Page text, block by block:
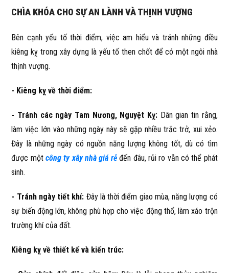
CHÌA KHÓA CHO SỰ AN LÀNH VÀ THỊNH VƯỢNG
Bên cạnh yếu tố thời điểm, việc am hiểu và tránh những điều
kiêng kỵ trong xây dựng là yếu tố then chốt để có một ngôi nhà
thịnh vượng.
- Kiêng kỵ về thời điểm:
- Tránh các ngày Tam Nương, Nguyệt Kỵ:Dân gian tin rằng,
làm việc lớn vào những ngày này sẽ gặp nhiều trắc trở, xui xẻo.
Đây là những ngày có nguồn năng lượng không tốt, dù có tìm
được mộtcông ty xây nhà giá rẻ đến đâu, rủi ro vẫn có thể phát
sinh.
- Tránh ngày tiết khí: Đây là thời điểm giao mùa, năng lượng có
sự biến động lớn, không phù hợp cho việc động thổ, làm xáo trộn
trường khí của đất.
Kiêng kỵ về thiết kế và kiến trúc: